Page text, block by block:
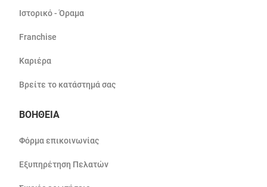
Ιστορικό - Όραμα
Franchise
Καριέρα
Βρείτε το κατάστημά σας
ΒΟΗΘΕΙΑ
Φόρμα επικοινωνίας
Εξυπηρέτηση Πελατών